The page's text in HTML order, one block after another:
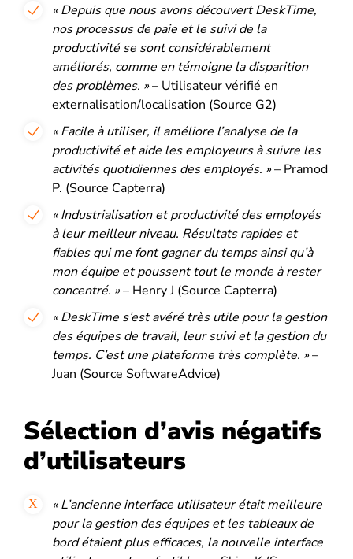
« Depuis que nous avons découvert DeskTime,
nos processus de paie et le suivi de la
productivité se sont considérablement
améliorés, comme en témoigne la disparition
des problèmes. »– Utilisateur vérifié en
externalisation/localisation (Source G2)
« Facile à utiliser, il améliore l’analyse de la
productivité et aide les employeurs à suivre les
activités quotidiennes des employés. »– Pramod
P. (Source Capterra)
« Industrialisation et productivité des employés
à leur meilleur niveau. Résultats rapides et
fiables qui me font gagner du temps ainsi qu’à
mon équipe et poussent tout le monde à rester
concentré. »– Henry J (Source Capterra)
« DeskTime s’est avéré très utile pour la gestion
des équipes de travail, leur suivi et la gestion du
temps. C’est une plateforme très complète. »–
Juan (Source SoftwareAdvice)
Sélection d’avis négatifs
d’utilisateurs
« L’ancienne interface utilisateur était meilleure
pour la gestion des équipes et les tableaux de
bord étaient plus efficaces, la nouvelle interface